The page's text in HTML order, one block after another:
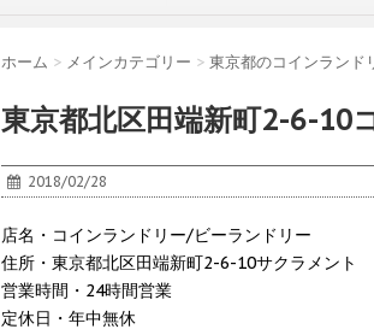
ホーム > メインカテゴリー > 東京都のコインランド
東京都北区田端新町2-6-10
2018/02/28
店名・コインランドリー/ビーランドリー
住所・東京都北区田端新町2-6-10サクラメント
営業時間・24時間営業
定休日・年中無休